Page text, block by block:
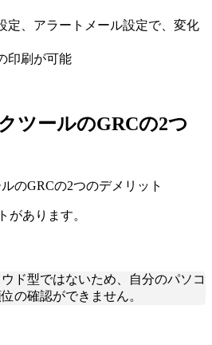
定、アラートメール設定で、変化
印刷が可能
ツールのGRCの2つ
があります。
ド型ではないため、自分のパソコ
の確認ができません。